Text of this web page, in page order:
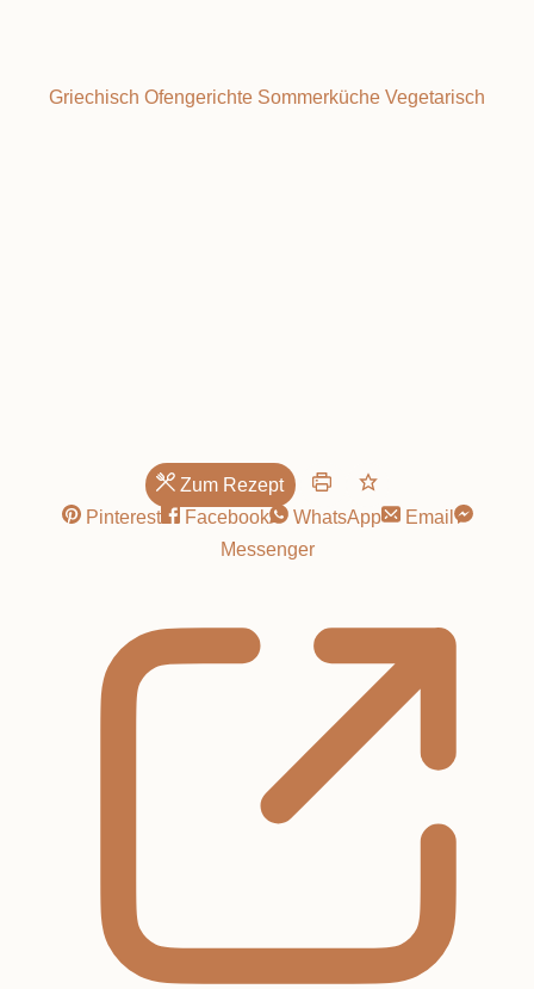
Griechisch Ofengerichte Sommerküche Vegetarisch
Zum Rezept
Pinterest
Facebook WhatsApp
Email
Messenger